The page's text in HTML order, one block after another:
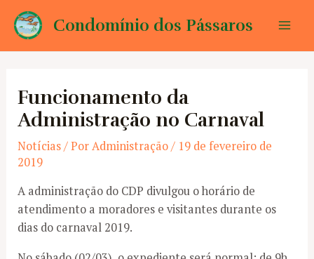
para
Condomínio dos Pássaros
Funcionamento da
Administração no Carnaval
Notícias/ PorAdministração/ 19 de fevereiro de
2019
A administração do CDP divulgou o horário de
atendimento a moradores e visitantes durante os
dias do carnaval 2019.